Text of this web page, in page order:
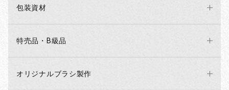
包装資材
特売品・B級品
オリジナルブラシ製作